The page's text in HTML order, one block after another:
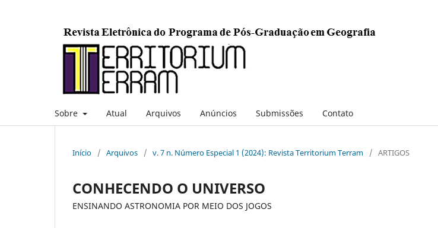
Sobre Atual Arquivos Anúncios Submissões Contato
Início / Arquivos / v. 7 n. Número Especial 1 (2024): Revista Territorium Terram / ARTIGOS
CONHECENDO O UNIVERSO
ENSINANDO ASTRONOMIA POR MEIO DOS JOGOS